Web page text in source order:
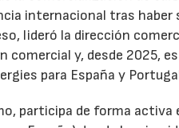
internacional tras
lideró la dirección
comercial y, desde 2025,
para España y
participa de forma activa